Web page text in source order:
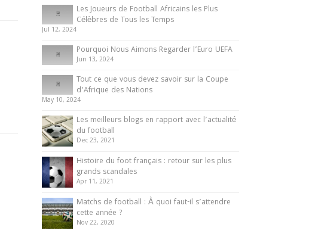
Les Joueurs de Football Africains les Plus
Célèbres de Tous les Temps
Jul 12, 2024
Pourquoi Nous Aimons Regarder l’Euro UEFA
Jun 13, 2024
Tout ce que vous devez savoir sur la Coupe
d’Afrique des Nations
May 10, 2024
Les meilleurs blogs en rapport avec l’actualité
du football
Dec 23, 2021
Histoire du foot français : retour sur les plus
grands scandales
Apr 11, 2021
Matchs de football : À quoi faut-il s’attendre
cette année ?
Nov 22, 2020